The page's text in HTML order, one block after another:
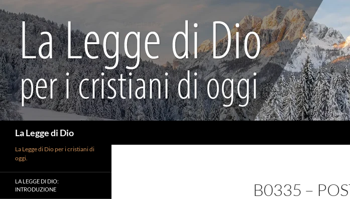
al
contenuto
La Legge di Dio
B0335 –
La Legge di Dio per i cristiani di
oggi.
LA LEGGE DI DIO:
INTRODUZIONE